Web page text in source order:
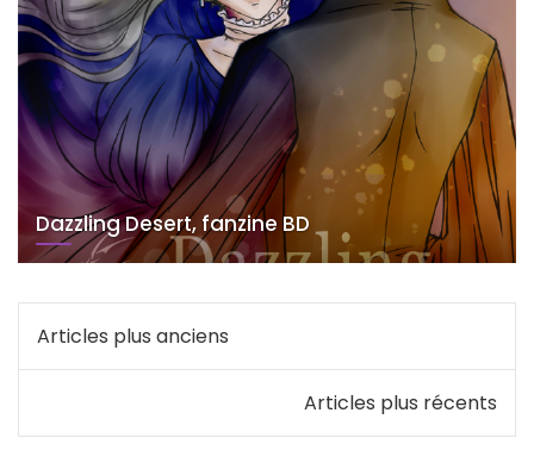
Dazzling Desert, fanzine BD
Navigation
des
articles
Articles plus anciens
Articles plus récents